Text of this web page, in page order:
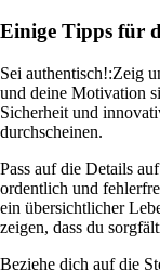
Einige Tipps für
Sei authentisch!:Zeig
und deine Motivation
Sicherheit und
durchscheinen.
Pass auf die Details
ordentlich und
ein übersichtlicher
zeigen, dass du
Beziehe dich auf die